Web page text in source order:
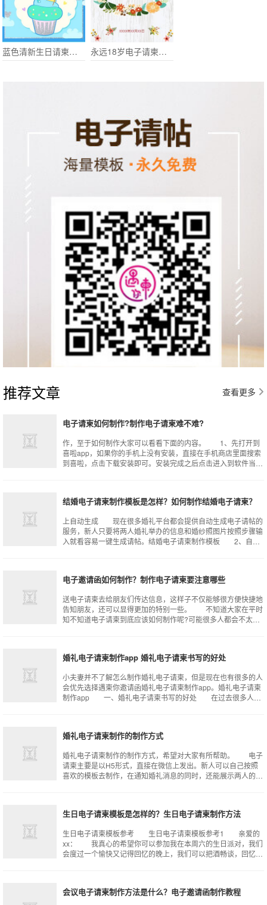
蓝色清新生日请柬电子请柬宴会 永远18岁电子请柬生日请柬
推荐文章 查看更多
电子请柬如何制作?制作电子请柬难不难?
作，至于如何制作大家可以看看下面的内容。 1、先打开到
喜啦app，如果你的手机上没有安装，直接在手机商店里面搜索
到喜啦，点击下载安装即可。安装完成之后点击进入到软件当
结婚电子请柬制作模板是怎样？如何制作结婚电子请柬？
上自动生成 现在很多婚礼平台都会提供自动生成电子请帖的
服务，新人只要将两人婚礼举办的信息和婚纱照图片按照步骤输
入就看容易一键生成请帖。结婚电子请柬制作模板 2、自己
电子邀请函如何制作？制作电子请柬要注意哪些
送电子请柬去给朋友们传达信息，这样子不仅能够很方便快捷地
告知朋友，还可以显得更加的特别一些。 不知道大家在平时
知不知道电子请柬到底应该如何制作呢?可能很多人都会不太清
婚礼电子请柬制作app 婚礼电子请柬书写的好处
小夫妻并不了解怎么制作婚礼电子请柬，但是现在也有很多的人
会优先选择遇柬你邀请函婚礼电子请柬制作app。婚礼电子请柬
制作app 一、婚礼电子请柬书写的好处 在过去很多人在
婚礼电子请柬制作的制作方式
婚礼电子请柬制作的制作方式，希望对大家有所帮助。 电子
请柬主要是以H5形式，直接在微信上发出。新人可以自己按照
喜欢的模板去制作，在通知婚礼消息的同时，还能展示两人的爱
生日电子请柬模板是怎样的？生日电子请柬制作方法
生日电子请柬模板参考 生日电子请柬模板参考1 亲爱的
xx： 我真心的希望你可以参加我在本周六的生日派对，我们
会度过一个愉快又记得回忆的晚上，我们可以把酒畅谈，回忆我
会议电子请柬制作方法是什么？电子邀请函制作教程